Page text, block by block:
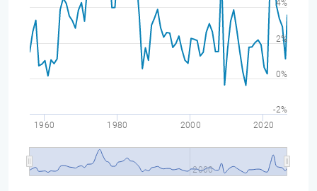
1960 1980 2000 2020
2000
-2%
0%
2%
4%